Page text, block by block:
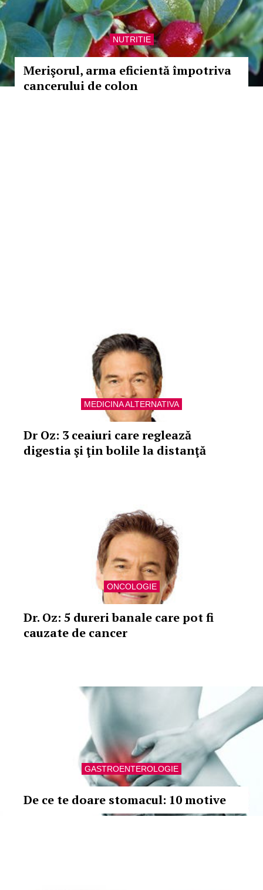
NUTRITIE
Merişorul, arma eficientă împotriva
cancerului de colon
MEDICINA ALTERNATIVA
Dr Oz: 3 ceaiuri care reglează
digestia şi ţin bolile la distanţă
ONCOLOGIE
Dr. Oz: 5 dureri banale care pot fi
cauzate de cancer
GASTROENTEROLOGIE
De ce te doare stomacul: 10 motive